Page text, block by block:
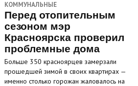
КОММУНАЛЬНЫЕ
Перед отопительным
сезоном мэр
Красноярска проверил
проблемные дома
Больше 350 красноярцев замерзали
прошедшей зимой в своих квартирах —
именно столько горожан жаловалось на